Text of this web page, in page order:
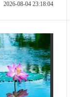
2026-08-04 23:18:04